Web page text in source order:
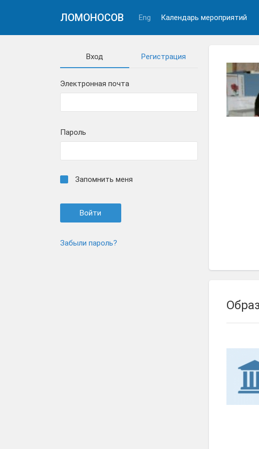
ЛОМОНОСОВ Eng Календарь мероприятий
Вход Регистрация
Электронная почта
Пароль
Запомнить меня
Забыли пароль?